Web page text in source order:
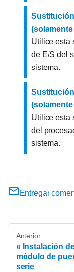
Utilice esta
de E/S del
sistema.
Utilice esta
del
sistema.
Entregar
Anterior
Instalación
módulo de
serie